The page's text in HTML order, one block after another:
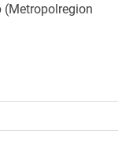
(Metropolregion